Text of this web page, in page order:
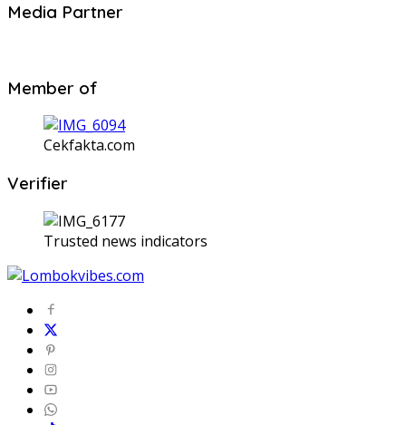
Media Partner
Member of
Cekfakta.com
Verifier
Trusted news indicators